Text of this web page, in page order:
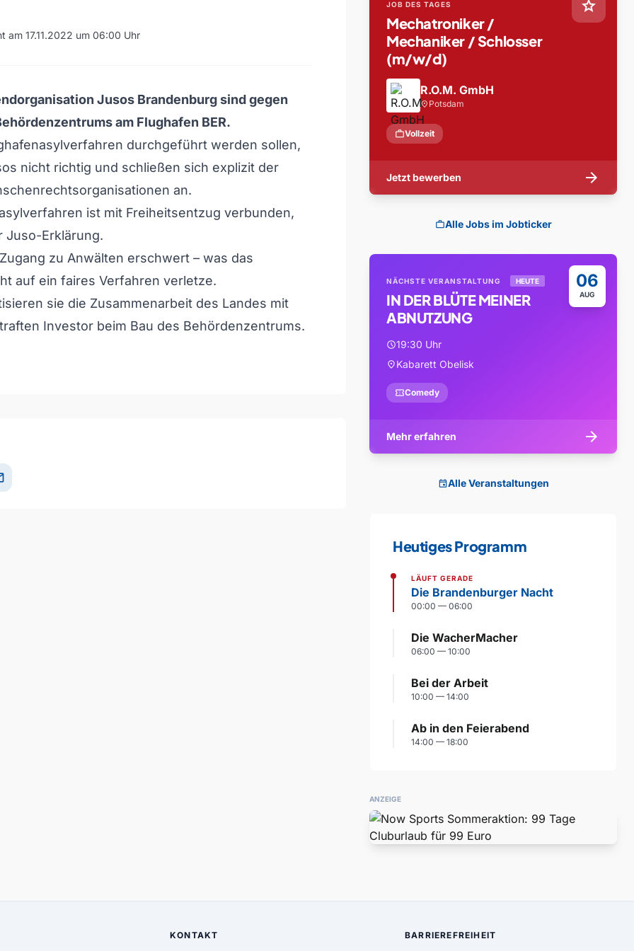
am 17.11.2022 um 06:00 Uhr
Jusos Brandenburg sind gegen
am Flughafen BER.
durchgeführt werden sollen,
nicht richtig und schließen sich explizit der
an.
ist mit Freiheitsentzug verbunden,
Juso-Erklärung.
zu Anwälten erschwert – was das
auf ein faires Verfahren verletze.
sie die Zusammenarbeit des Landes mit
Investor beim Bau des Behördenzentrums.
star
JOB DES TAGES
Mechatroniker /
Mechaniker / Schlosser
(m/w/d)
R.O.M. GmbH
location_on Potsdam
workVollzeit
Jetzt bewerben arrow_forward
workAlle Jobs im Jobticker
06
AUG
NÄCHSTE VERANSTALTUNG HEUTE
IN DER BLÜTE MEINER
ABNUTZUNG
schedule19:30 Uhr
location_onKabarett Obelisk
confirmation_numberComedy
Mehr erfahren arrow_forward
eventAlle Veranstaltungen
Heutiges Programm
LÄUFT GERADE
Die Brandenburger Nacht
00:00 — 06:00
Die WacherMacher
06:00 — 10:00
Bei der Arbeit
10:00 — 14:00
Ab in den Feierabend
14:00 — 18:00
ANZEIGE
KONTAKT BARRIEREFREIHEIT